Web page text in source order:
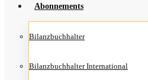
Abon­ne­ments
Bilanz­buch­hal­ter
Bilanz­buch­hal­ter International